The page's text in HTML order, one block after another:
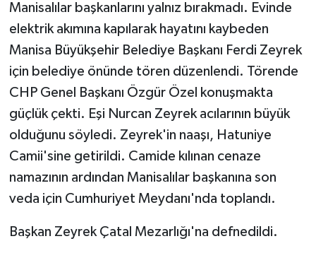
Manisalılar başkanlarını yalnız bırakmadı. Evinde
elektrik akımına kapılarak hayatını kaybeden
Manisa Büyükşehir Belediye Başkanı Ferdi Zeyrek
için belediye önünde tören düzenlendi. Törende
CHP Genel Başkanı Özgür Özel konuşmakta
güçlük çekti. Eşi Nurcan Zeyrek acılarının büyük
olduğunu söyledi. Zeyrek'in naaşı, Hatuniye
Camii'sine getirildi. Camide kılınan cenaze
namazının ardından Manisalılar başkanına son
veda için Cumhuriyet Meydanı'nda toplandı.
Başkan Zeyrek Çatal Mezarlığı'na defnedildi.
BİLİM VE TEKNOLOJİ
GENEL
GÜNDEM
KÜLTÜR SANAT
MAGAZİN
ÖZEL HABER